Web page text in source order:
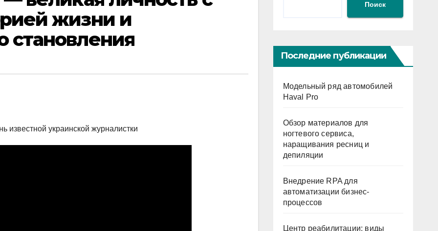
жизни и
становления
Поиск
Последние публикации
Модельный ряд автомобилей
Haval Pro
Обзор материалов для
ногтевого сервиса,
наращивания ресниц и
депиляции
Внедрение RPA для
автоматизации бизнес-
процессов
Центр реабилитации: виды